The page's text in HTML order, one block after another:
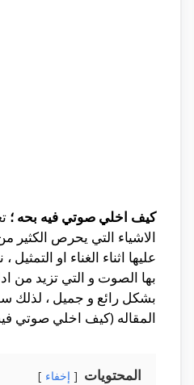
كيف اخلي صوتي فيه بحه ؛
الاشياء التي يحرص الكثير
عليها اثناء الغناء او
بها الصوت و التي تزيد من
بشكل رائع و جميل ،
المقاله (كيف اخلي صوتي
المحتويات إخفاء